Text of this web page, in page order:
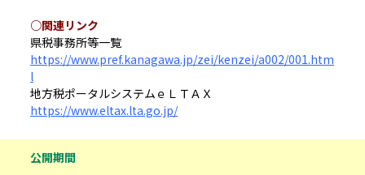
○関連リンク
県税事務所等一覧
https://www.pref.kanagawa.jp/zei/kenzei/a002/001.htm
l
地方税ポータルシステムｅＬＴＡＸ
https://www.eltax.lta.go.jp/
公開期間